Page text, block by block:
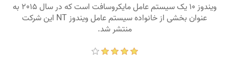
ویندوز 10 یک سیستم عامل مایکروسافت است که در سال 2015 به
عنوان بخشی از خانواده سیستم عامل ویندوز NT این شرکت
منتشر شد.